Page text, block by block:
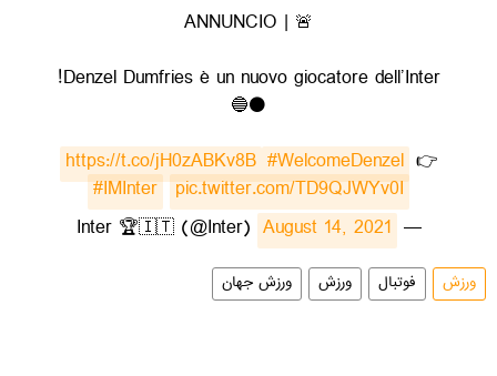
🚨 | ANNUNCIO
Denzel Dumfries è un nuovo giocatore dell’Inter!
⚫️🔵
👉
https://t.co/jH0zABKv8B #WelcomeDenzel
#IMInter pic.twitter.com/TD9QJWYv0I
— Inter 🏆🇮🇹 (@Inter)
August 14, 2021
ورزش فوتبال ورزش ورزش جهان